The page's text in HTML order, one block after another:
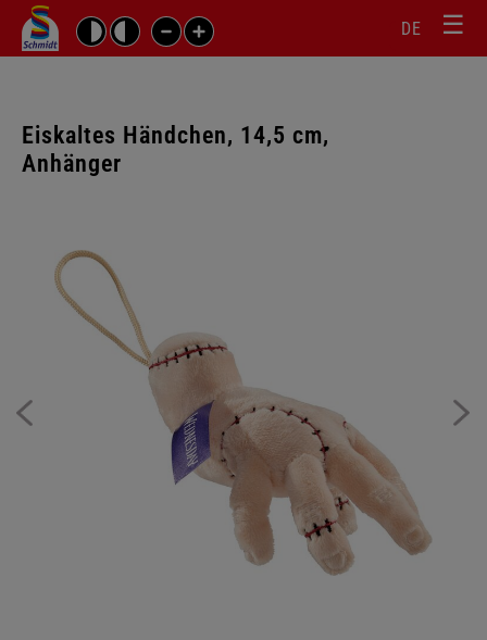
☰
DE
Suchbegriffe
Eiskaltes Händchen, 14,5 cm,
Anhänger